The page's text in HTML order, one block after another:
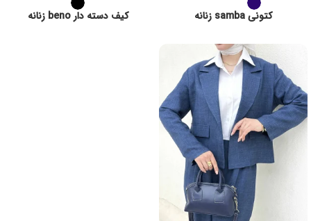
کتونی samba زنانه کیف دسته دار beno زنانه